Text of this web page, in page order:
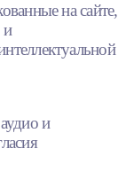
на сайте,
и
и